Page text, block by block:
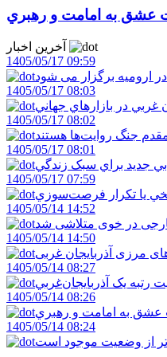
عشق به امامت و رهبري
1405/05/17 09:59
ارومیه برگزار می شود
1405/05/17 08:03
غربي در بازارهاي جهاني
1405/05/17 08:02
جنگ روايت‌ها هستند
1405/05/17 08:01
جديد براي سبک زندگي
1405/05/17 07:59
يا تکرار فرصت‌سوزي
1405/05/14 14:52
خارجی در خوی متلاشی شد
1405/05/14 14:50
1405/05/14 08:27
رتبه يک آذربايجان‌غربي
1405/05/14 08:26
عشق به امامت و رهبري
1405/05/14 08:24
از وضعيت موجود است